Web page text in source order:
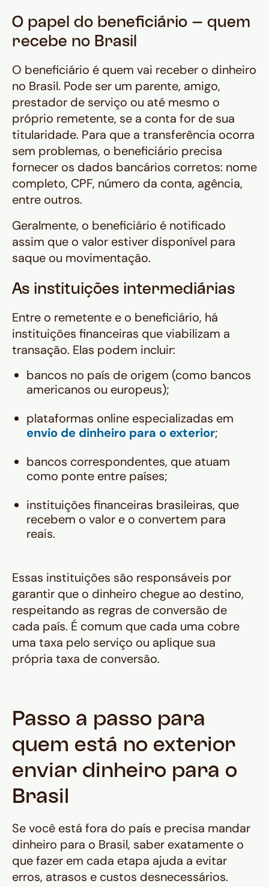
O papel do beneficiário – quem
recebe no Brasil
O beneficiário é quem vai receber o dinheiro
no Brasil. Pode ser um parente, amigo,
prestador de serviço ou até mesmo o
próprio remetente, se a conta for de sua
titularidade. Para que a transferência ocorra
sem problemas, o beneficiário precisa
fornecer os dados bancários corretos: nome
completo, CPF, número da conta, agência,
entre outros.
Geralmente, o beneficiário é notificado
assim que o valor estiver disponível para
saque ou movimentação.
As instituições intermediárias
Entre o remetente e o beneficiário, há
instituições financeiras que viabilizam a
transação. Elas podem incluir:
bancos no país de origem (como bancos
americanos ou europeus);
plataformas online especializadas em
envio de dinheiro para o exterior;
bancos correspondentes, que atuam
como ponte entre países;
instituições financeiras brasileiras, que
recebem o valor e o convertem para
reais.
Essas instituições são responsáveis por
garantir que o dinheiro chegue ao destino,
respeitando as regras de conversão de
cada país. É comum que cada uma cobre
uma taxa pelo serviço ou aplique sua
própria taxa de conversão.
Passo a passo para
quem está no exterior
enviar dinheiro para o
Brasil
Se você está fora do país e precisa mandar
dinheiro para o Brasil, saber exatamente o
que fazer em cada etapa ajuda a evitar
erros, atrasos e custos desnecessários.